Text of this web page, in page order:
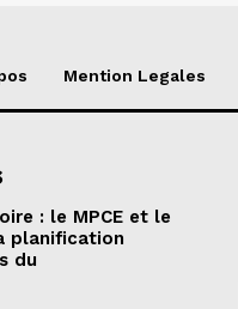
Mention Legales
: le MPCE et le
planification
du